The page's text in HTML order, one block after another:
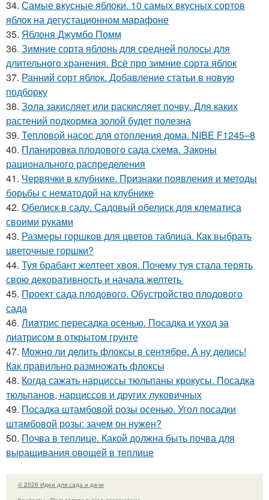
34. Самые вкусные яблоки. 10 самых вкусных сортов
яблок на дегустационном марафоне
35. Яблоня Джумбо Помм
36. Зимние сорта яблонь для средней полосы для
длительного хранения. Всё про зимние сорта яблок
37. Ранний сорт яблок. Добавление статьи в новую
подборку
38. Зола закисляет или раскисляет почву. Для каких
растений подкормка золой будет полезна
39. Тепловой насос для отопления дома. NIBE F1245–8
40. Планировка плодового сада схема. Законы
рационального распределения
41. Червячки в клубнике. Признаки появления и методы
борьбы с нематодой на клубнике
42. Обелиск в саду. Садовый обелиск для клематиса
своими руками
43. Размеры горшков для цветов таблица. Как выбрать
цветочные горшки?
44. Туя брабант желтеет хвоя. Почему туя стала терять
свою декоративность и начала желтеть
45. Проект сада плодового. Обустройство плодового
сада
46. Лиатрис пересадка осенью. Посадка и уход за
лиатрисом в открытом грунте
47. Можно ли делить флоксы в сентябре. А ну делись!
Как правильно размножать флоксы
48. Когда сажать нарциссы тюльпаны крокусы. Посадка
тюльпанов, нарциссов и других луковичных
49. Посадка штамбовой розы осенью. Угол посадки
штамбовой розы: зачем он нужен?
50. Почва в теплице. Какой должна быть почва для
выращивания овощей в теплице
© 2026 Идеи для сада и дачи